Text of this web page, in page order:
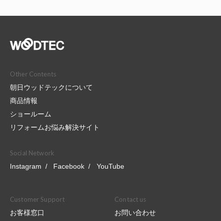
Other Contents
朝日ウッドテックについて
商品情報
ショールーム
リフォームお悩み解決サイト
Social Network
Instagram
Facebook YouTube
Customer Support
お客様窓口
Contact us
お問い合わせ